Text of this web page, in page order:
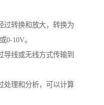
过转换和放大，转换为
0-10V。
导线或无线方式传输到
处理和分析，可以计算